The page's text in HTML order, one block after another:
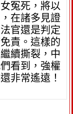
冤死，將以
在諸多見證
官還是判定
責。這樣的
續撕裂，中
看到，強權
非常遙遠！